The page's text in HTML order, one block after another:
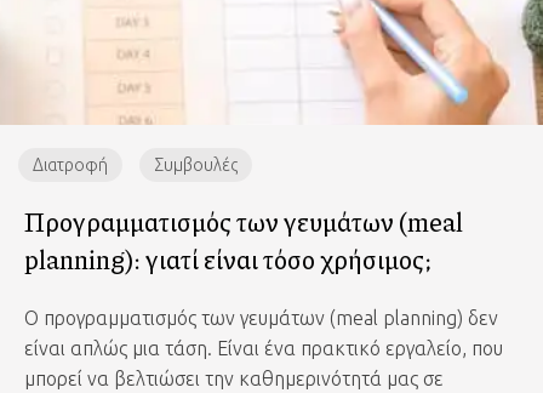
Διατροφή Συμβουλές
Προγραμματισμός των γευμάτων (meal
planning): γιατί είναι τόσο χρήσιμος;
Ο προγραμματισμός των γευμάτων (meal planning) δεν
είναι απλώς μια τάση. Είναι ένα πρακτικό εργαλείο, που
μπορεί να βελτιώσει την καθημερινότητά μας σε